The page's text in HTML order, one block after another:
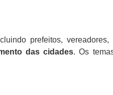
prefeitos, vereadores,
das cidades. Os